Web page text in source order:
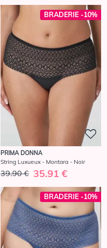
BRADERIE -10%
PRIMA DONNA
String Luxueux - Montara - Noir
39.90 € 35.91 €
BRADERIE -10%